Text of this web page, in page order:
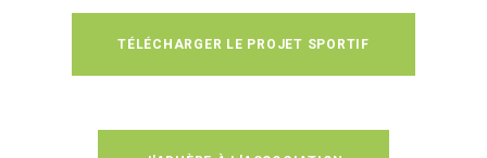
TÉLÉCHARGER LE PROJET SPORTIF